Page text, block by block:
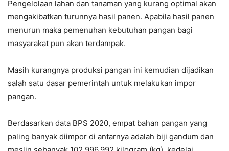
Pengelolaan lahan dan tanaman yang kurang optimal akan
mengakibatkan turunnya hasil panen. Apabila hasil panen
menurun maka pemenuhan kebutuhan pangan bagi
masyarakat pun akan terdampak.
Masih kurangnya produksi pangan ini kemudian dijadikan
salah satu dasar pemerintah untuk melakukan impor
pangan.
Berdasarkan data BPS 2020, empat bahan pangan yang
paling banyak diimpor di antarnya adalah biji gandum dan